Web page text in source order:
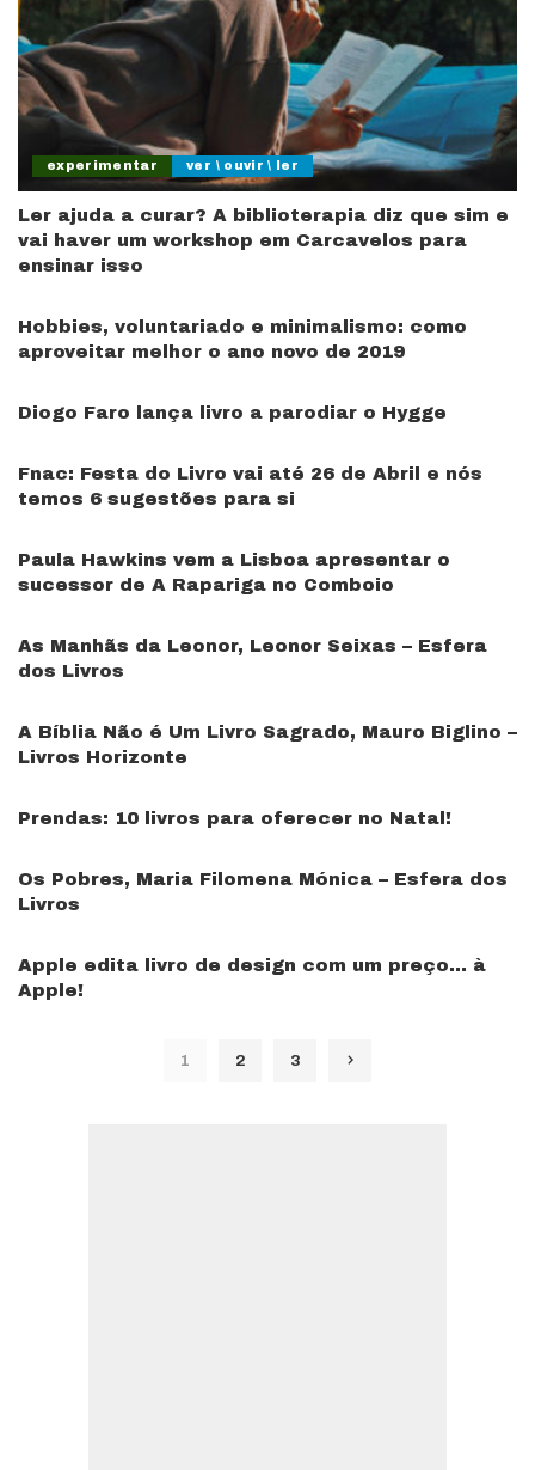
experimentar ver \ ouvir \ ler
Ler ajuda a curar? A biblioterapia diz que sim e
vai haver um workshop em Carcavelos para
ensinar isso
Hobbies, voluntariado e minimalismo: como
aproveitar melhor o ano novo de 2019
Diogo Faro lança livro a parodiar o Hygge
Fnac: Festa do Livro vai até 26 de Abril e nós
temos 6 sugestões para si
Paula Hawkins vem a Lisboa apresentar o
sucessor de A Rapariga no Comboio
As Manhãs da Leonor, Leonor Seixas – Esfera
dos Livros
A Bíblia Não é Um Livro Sagrado, Mauro Biglino –
Livros Horizonte
Prendas: 10 livros para oferecer no Natal!
Os Pobres, Maria Filomena Mónica – Esfera dos
Livros
Apple edita livro de design com um preço… à
Apple!
1 2 3